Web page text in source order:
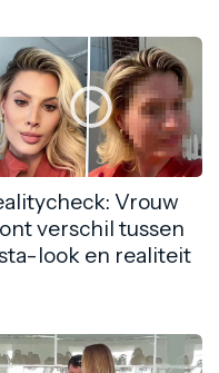
Vrouw
verschil tussen
look en realiteit